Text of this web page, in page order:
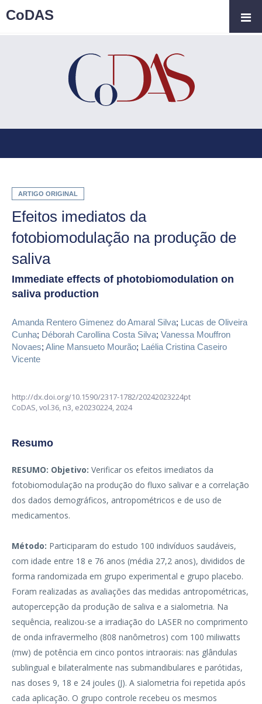
ARTIGO ORIGINAL
Efeitos imediatos da
fotobiomodulação na produção de
saliva
Immediate effects of photobiomodulation on
saliva production
Amanda Rentero Gimenez do Amaral Silva; Lucas de Oliveira
Cunha; Déborah Carollina Costa Silva; Vanessa Mouffron
Novaes; Aline Mansueto Mourão; Laélia Cristina Caseiro
Vicente
http://dx.doi.org/10.1590/2317-1782/20242023224pt
CoDAS,vol.36, n3, e20230224, 2024
Resumo
RESUMO: Objetivo: Verificar os efeitos imediatos da
fotobiomodulação na produção do fluxo salivar e a correlação
dos dados demográficos, antropométricos e de uso de
medicamentos.
Método: Participaram do estudo 100 indivíduos saudáveis,
com idade entre 18 e 76 anos (média 27,2 anos), divididos de
forma randomizada em grupo experimental e grupo placebo.
Foram realizadas as avaliações das medidas antropométricas,
autopercepção da produção de saliva e a sialometria. Na
sequência, realizou-se a irradiação do LASER no comprimento
de onda infravermelho (808 nanômetros) com 100 miliwatts
(mw) de potência em cinco pontos intraorais: nas glândulas
sublingual e bilateralmente nas submandibulares e parótidas,
nas doses 9, 18 e 24 joules (J). A sialometria foi repetida após
cada aplicação. O grupo controle recebeu os mesmos
CoDAS